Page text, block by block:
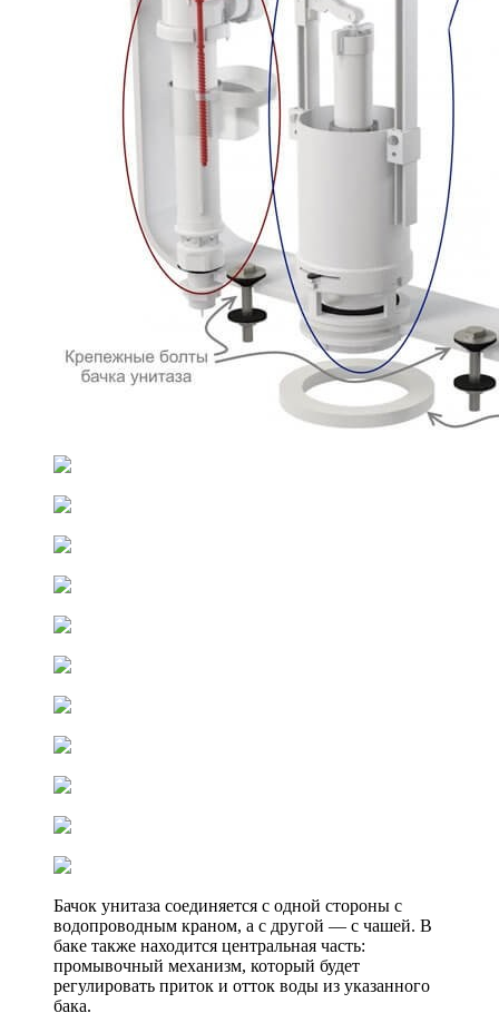
Бачок унитаза соединяется с одной стороны с
водопроводным краном, а с другой — с чашей. В
баке также находится центральная часть:
промывочный механизм, который будет
регулировать приток и отток воды из указанного
бака.